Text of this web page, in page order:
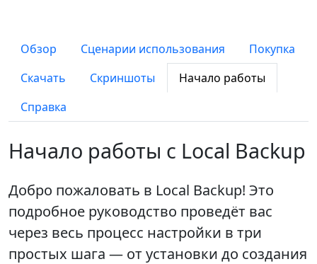
Обзор Сценарии использования
Покупка
Скачать
Скриншоты
Начало работы
Справка
Начало работы с Local Backup
Добро пожаловать в Local Backup! Это
подробное руководство проведёт вас
через весь процесс настройки в три
простых шага — от установки до создания